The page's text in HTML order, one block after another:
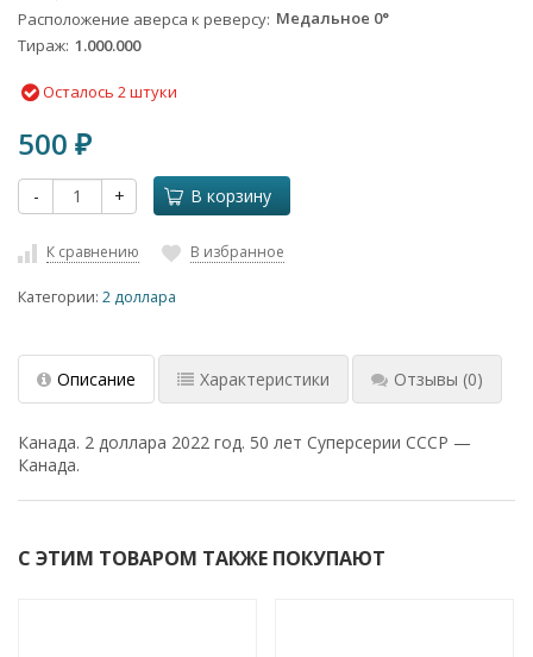
Расположение аверса к реверсу Медальное 0°
Тираж 1.000.000
Осталось 2 штуки
500 ₽
- + В корзину
К сравнению В избранное
Категории: 2 доллара
Описание Характеристики Отзывы (0)
Канада. 2 доллара 2022 год. 50 лет Суперсерии СССР —
Канада.
С ЭТИМ ТОВАРОМ ТАКЖЕ ПОКУПАЮТ